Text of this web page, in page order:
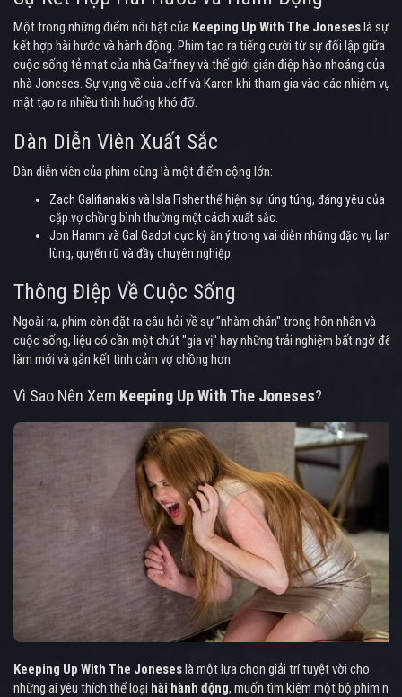
Một trong những điểm nổi bật của Keeping Up With The Joneses là sự
kết hợp hài hước và hành động. Phim tạo ra tiếng cười từ sự đối lập giữa
cuộc sống tẻ nhạt của nhà Gaffney và thế giới gián điệp hào nhoáng của
nhà Joneses. Sự vụng về của Jeff và Karen khi tham gia vào các nhiệm vụ
mật tạo ra nhiều tình huống khó đỡ.
Dàn Diễn Viên Xuất Sắc
Dàn diễn viên của phim cũng là một điểm cộng lớn:
Zach Galifianakis và Isla Fisher thể hiện sự lúng túng, đáng yêu của
cặp vợ chồng bình thường một cách xuất sắc.
Jon Hamm và Gal Gadot cực kỳ ăn ý trong vai diễn những đặc vụ lạnh
lùng, quyến rũ và đầy chuyên nghiệp.
Thông Điệp Về Cuộc Sống
Ngoài ra, phim còn đặt ra câu hỏi về sự "nhàm chán" trong hôn nhân và
cuộc sống, liệu có cần một chút "gia vị" hay những trải nghiệm bất ngờ để
làm mới và gắn kết tình cảm vợ chồng hơn.
Vì Sao Nên Xem Keeping Up With The Joneses?
Keeping Up With The Joneseslà một lựa chọn giải trí tuyệt vời cho
những ai yêu thích thể loại hài hành động, muốn tìm kiếm một bộ phim nhẹ